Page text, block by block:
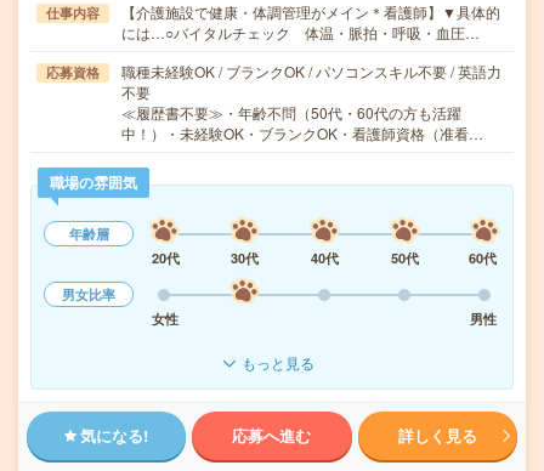
仕事内容
【介護施設で健康・体調管理がメイン＊看護師】▼具体的
には…○バイタルチェック 体温・脈拍・呼吸・血圧…
応募資格
職種未経験OK / ブランクOK / パソコンスキル不要 / 英語力
不要
≪履歴書不要≫・年齢不問（50代・60代の方も活躍
中！）・未経験OK・ブランクOK・看護師資格（准看…
職場の雰囲気
年齢層
20代
30代 40代 50代
60代
男女比率
女性
男性
もっと見る
気になる! 応募へ進む 詳しく見る